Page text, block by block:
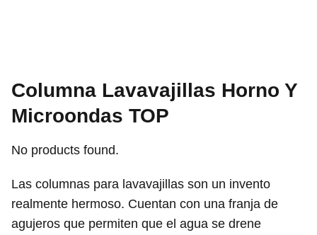
Columna Lavavajillas Horno Y
Microondas TOP
No products found.
Las columnas para lavavajillas son un invento
realmente hermoso. Cuentan con una franja de
agujeros que permiten que el agua se drene